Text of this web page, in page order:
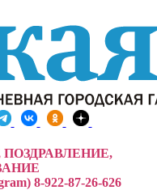
8-922-87-26-626